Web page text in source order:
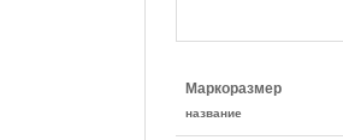
Маркоразмер
название